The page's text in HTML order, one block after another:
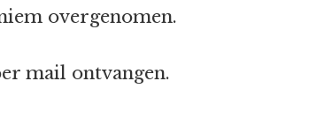
overgenomen.
mail ontvangen.